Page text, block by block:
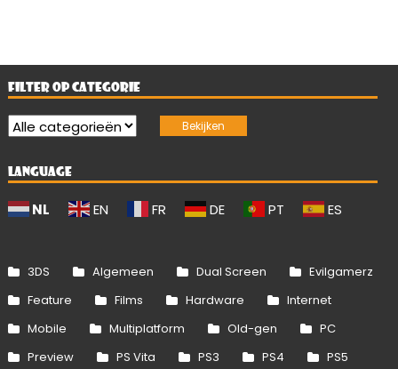
FILTER OP CATEGORIE
LANGUAGE
NL EN FR DE PT ES
3DS Algemeen Dual Screen
Evilgamerz
Feature
Films Hardware
Internet
Mobile
Multiplatform Old-gen
PC
Preview
PS Vita PS3 PS4 PS5